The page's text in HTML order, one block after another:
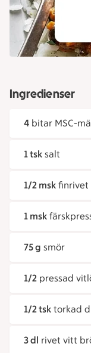
Ingredienser
4 bitar MSC-
1 tsk salt
1/2 msk finrivet
1 msk
75 g smör
1/2 pressad
1/2 tsk torkad
3 dl rivet vitt